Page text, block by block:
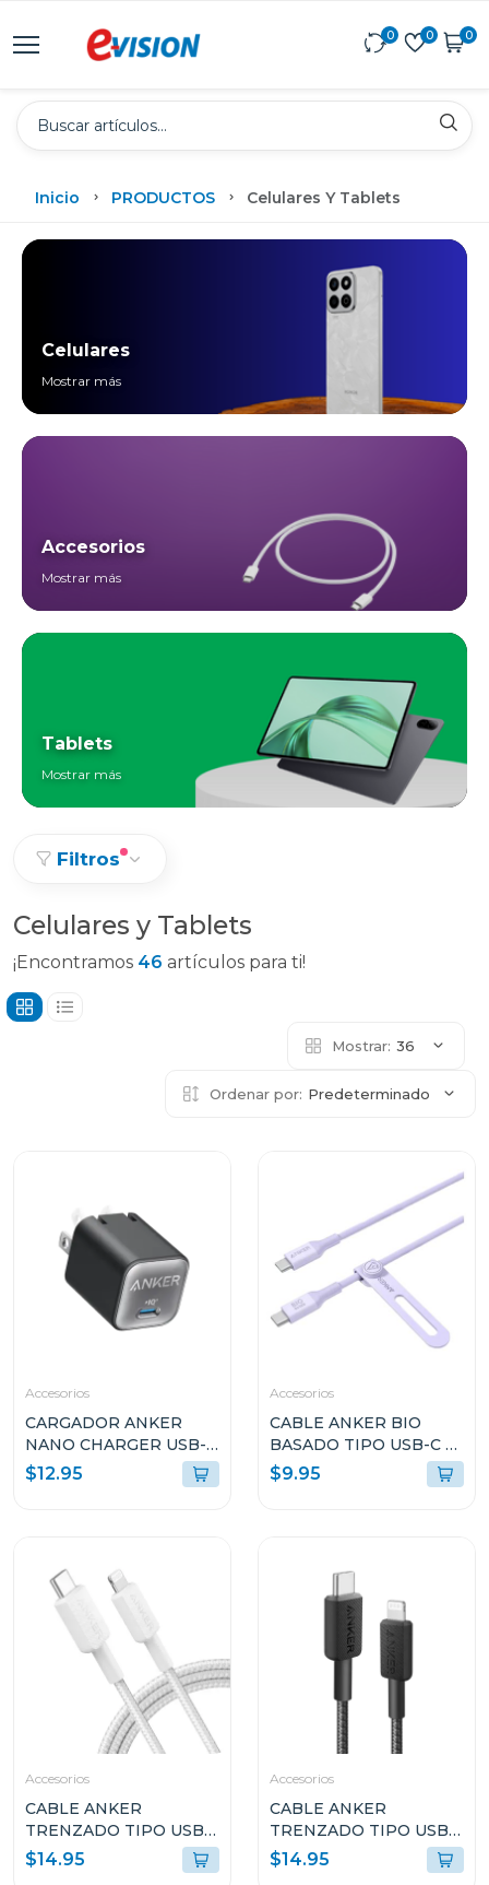
0 0 0
Inicio PRODUCTOS Celulares Y Tablets
Celulares
Mostrar más
Accesorios
Mostrar más
Tablets
Mostrar más
Filtros
Celulares y Tablets
¡Encontramos 46 artículos para ti!
Mostrar: 36
Ordenar por: Predeterminado
Accesorios
CARGADOR ANKER
NANO CHARGER USB-C
30W NEGRO A2147J11
$12.95
Accesorios
CABLE ANKER BIO
BASADO TIPO USB-C A
USB-C 3FT DE CARGA
RÁPIDA VIOLETA
$9.95
Accesorios
CABLE ANKER
TRENZADO TIPO USB-
C A LIGHTNING 6FT DE
CARGA RÁPIDA
$14.95
Accesorios
CABLE ANKER
TRENZADO TIPO USB-
C A LIGHTNING 6FT DE
CARGA RÁPIDA NEGRO
$14.95